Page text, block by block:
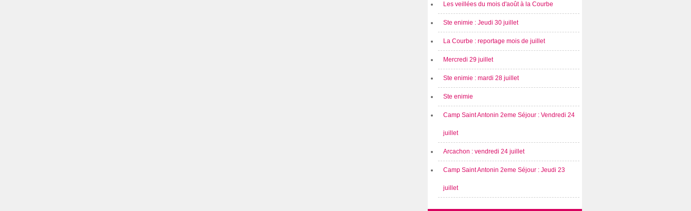
Les veillées du mois d'août à la Courbe
Ste enimie : Jeudi 30 juillet
La Courbe : reportage mois de juillet
Mercredi 29 juillet
Ste enimie : mardi 28 juillet
Ste enimie
Camp Saint Antonin 2eme Séjour : Vendredi 24
juillet
Arcachon : vendredi 24 juillet
Camp Saint Antonin 2eme Séjour : Jeudi 23
juillet